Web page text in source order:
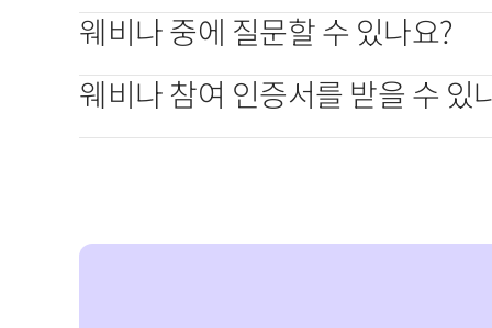
웨비나 중에 질문할 수 있나요?
웨비나 참여 인증서를 받을 수 있